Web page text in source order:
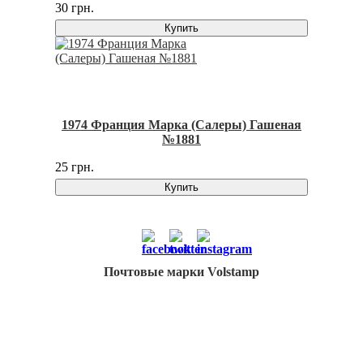
30 грн.
Купить
1974 Франция Марка (Салеры) Гашеная
№1881
25 грн.
Купить
Почтовые марки Volstamp